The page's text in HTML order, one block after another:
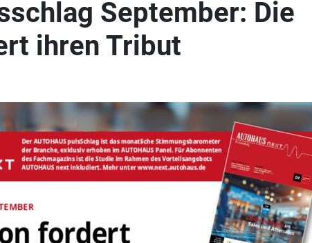
September: Die
ihren Tribut